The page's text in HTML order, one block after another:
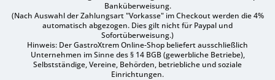
Banküberweisung.
(Nach Auswahl der Zahlungsart "Vorkasse" im Checkout werden die 4%
automatisch abgezogen. Dies gilt nicht für Paypal und
Sofortüberweisung.)
Hinweis: Der GastroXtrem Online-Shop beliefert ausschließlich
Unternehmen im Sinne des § 14 BGB (gewerbliche Betriebe),
Selbstständige, Vereine, Behörden, betriebliche und soziale
Einrichtungen.